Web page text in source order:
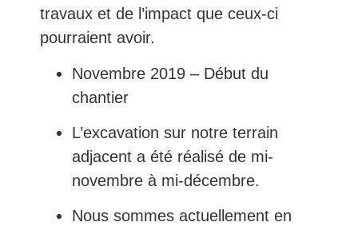
travaux et de l’impact que ceux-ci
pourraient avoir.
Novembre 2019 – Début du
chantier
L’excavation sur notre terrain
adjacent a été réalisé de mi-
novembre à mi-décembre.
Nous sommes actuellement en